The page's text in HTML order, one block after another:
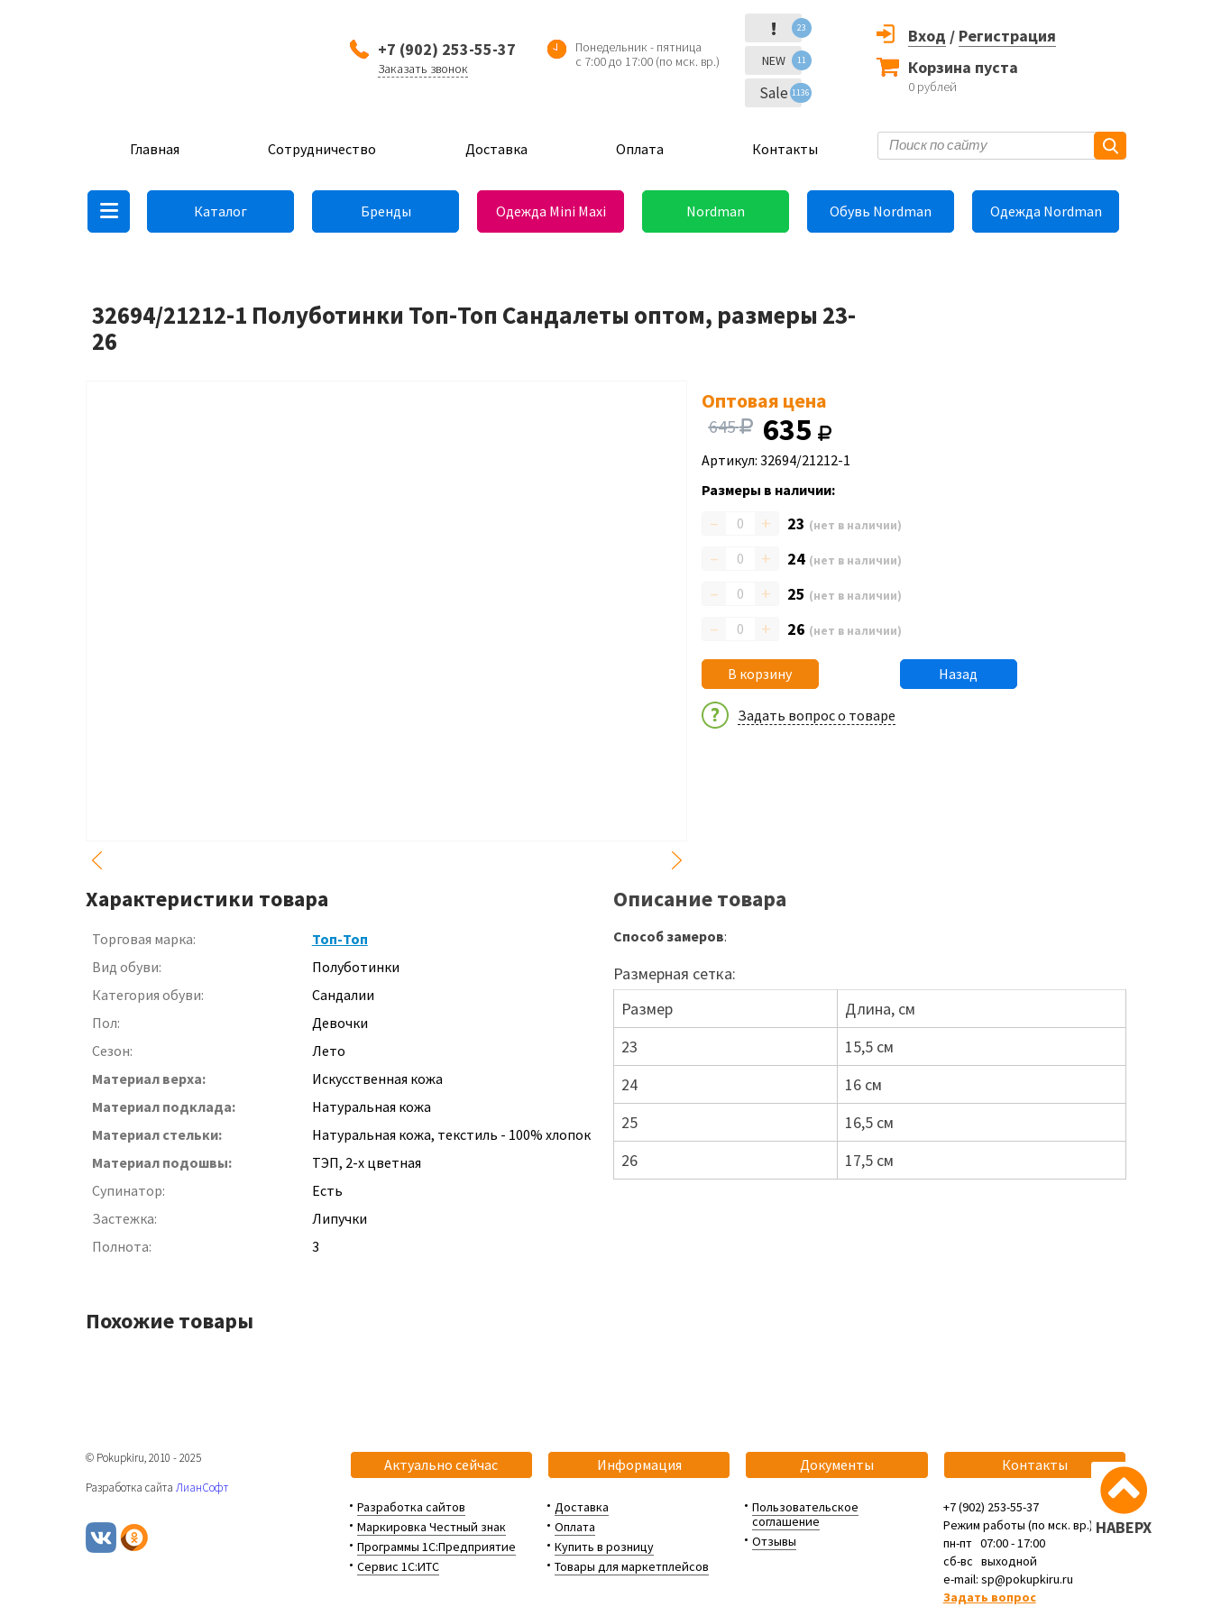
+7 (902) 253-55-37
Заказать звонок
Понедельник - пятница
с 7:00 до 17:00 (по мск. вр.)
! 23
NEW 11
Sale 1136
Вход / Регистрация
Корзина пуста
0 рублей
Главная Сотрудничество Доставка Оплата Контакты
Каталог Бренды Одежда Mini Maxi Nordman Обувь Nordman Одежда Nordman
32694/21212-1 Полуботинки Топ-Топ Сандалеты оптом, размеры 23-
26
Оптовая цена
645 635
Артикул: 32694/21212-1
Размеры в наличии:
– + 23 (нет в наличии)
– + 24 (нет в наличии)
– + 25 (нет в наличии)
– + 26 (нет в наличии)
В корзину Назад
Задать вопрос о товаре
Характеристики товара
Торговая марка:
Топ-Топ
Вид обуви:
Полуботинки
Категория обуви:
Сандалии
Пол:
Девочки
Сезон:
Лето
Материал верха:
Искусственная кожа
Материал подклада:
Натуральная кожа
Материал стельки:
Натуральная кожа, текстиль - 100% хлопок
Материал подошвы:
ТЭП, 2-х цветная
Супинатор:
Есть
Застежка:
Липучки
Полнота:
3
Описание товара
Способ замеров:
Размерная сетка:
Размер
Длина, см
23
15,5 см
24
16 см
25
16,5 см
26
17,5 см
Похожие товары
НАВЕРХ
Актуально сейчас
Разработка сайтов
Маркировка Честный знак
Программы 1С:Предприятие
Сервис 1С:ИТС
Информация
Доставка
Оплата
Купить в розницу
Товары для маркетплейсов
Документы
Пользовательское
соглашение
Отзывы
Контакты
+7 (902) 253-55-37
Режим работы (по мск. вр.):
пн-пт 07:00 - 17:00
сб-вс выходной
e-mail: sp@pokupkiru.ru
Задать вопрос
© Pokupkiru, 2010 - 2025
Разработка сайта ЛианСофт